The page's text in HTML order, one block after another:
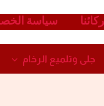
سياسة
جلى وتلميع الرخام​